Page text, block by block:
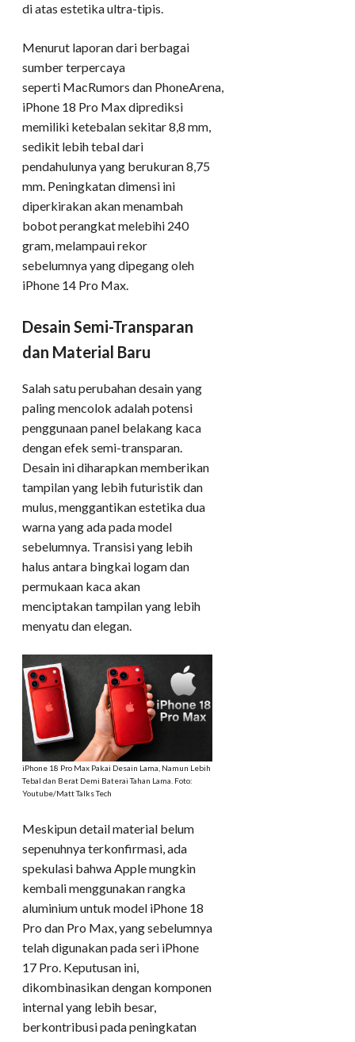
di atas estetika ultra-tipis.
Menurut laporan dari berbagai
sumber terpercaya
seperti MacRumors dan PhoneArena,
iPhone 18 Pro Max diprediksi
memiliki ketebalan sekitar 8,8 mm,
sedikit lebih tebal dari
pendahulunya yang berukuran 8,75
mm. Peningkatan dimensi ini
diperkirakan akan menambah
bobot perangkat melebihi 240
gram, melampaui rekor
sebelumnya yang dipegang oleh
iPhone 14 Pro Max.
Desain Semi-Transparan
dan Material Baru
Salah satu perubahan desain yang
paling mencolok adalah potensi
penggunaan panel belakang kaca
dengan efek semi-transparan.
Desain ini diharapkan memberikan
tampilan yang lebih futuristik dan
mulus, menggantikan estetika dua
warna yang ada pada model
sebelumnya. Transisi yang lebih
halus antara bingkai logam dan
permukaan kaca akan
menciptakan tampilan yang lebih
menyatu dan elegan.
iPhone 18 Pro Max Pakai Desain Lama, Namun Lebih
Tebal dan Berat Demi Baterai Tahan Lama. Foto:
Youtube/Matt Talks Tech
Meskipun detail material belum
sepenuhnya terkonfirmasi, ada
spekulasi bahwa Apple mungkin
kembali menggunakan rangka
aluminium untuk model iPhone 18
Pro dan Pro Max, yang sebelumnya
telah digunakan pada seri iPhone
17 Pro. Keputusan ini,
dikombinasikan dengan komponen
internal yang lebih besar,
berkontribusi pada peningkatan